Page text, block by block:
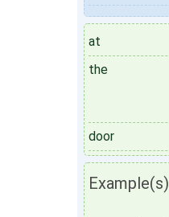
at
the
door
Example(s)